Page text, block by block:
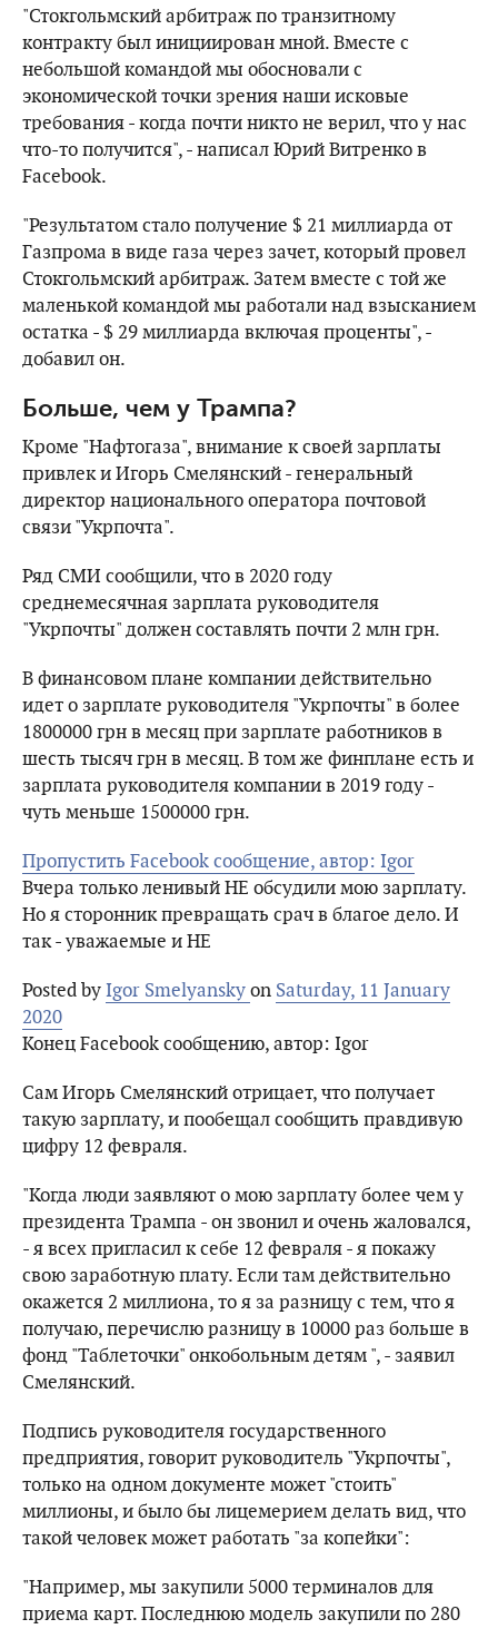
"Стокгольмский арбитраж по транзитному
контракту был инициирован мной. Вместе с
небольшой командой мы обосновали с
экономической точки зрения наши исковые
требования - когда почти никто не верил, что у нас
что-то получится", - написал Юрий Витренко в
Facebook.
"Результатом стало получение $ 21 миллиарда от
Газпрома в виде газа через зачет, который провел
Стокгольмский арбитраж. Затем вместе с той же
маленькой командой мы работали над взысканием
остатка - $ 29 миллиарда включая проценты", -
добавил он.
Больше, чем у Трампа?
Кроме "Нафтогаза", внимание к своей зарплаты
привлек и Игорь Смелянский - генеральный
директор национального оператора почтовой
связи "Укрпочта".
Ряд СМИ сообщили, что в 2020 году
среднемесячная зарплата руководителя
"Укрпочты" должен составлять почти 2 млн грн.
В финансовом плане компании действительно
идет о зарплате руководителя "Укрпочты" в более
1800000 грн в месяц при зарплате работников в
шесть тысяч грн в месяц. В том же финплане есть и
зарплата руководителя компании в 2019 году -
чуть меньше 1500000 грн.
Пропустить Facebook сообщение, автор: Igor
Вчера только ленивый НЕ обсудили мою зарплату.
Но я сторонник превращать срач в благое дело. И
так - уважаемые и НЕ
Posted byIgor Smelyanskyon Saturday, 11 January
2020
Конец Facebook сообщению, автор: Igor
Сам Игорь Смелянский отрицает, что получает
такую ​​зарплату, и пообещал сообщить правдивую
цифру 12 февраля.
"Когда люди заявляют о мою зарплату более чем у
президента Трампа - он звонил и очень жаловался,
- я всех пригласил к себе 12 февраля - я покажу
свою заработную плату. Если там действительно
окажется 2 миллиона, то я за разницу с тем, что я
получаю, перечислю разницу в 10000 раз больше в
фонд "Таблеточки" онкобольным детям ", - заявил
Смелянский.
Подпись руководителя государственного
предприятия, говорит руководитель "Укрпочты",
только на одном документе может "стоить"
миллионы, и было бы лицемерием делать вид, что
такой человек может работать "за копейки":
"Например, мы закупили 5000 терминалов для
приема карт. Последнюю модель закупили по 280